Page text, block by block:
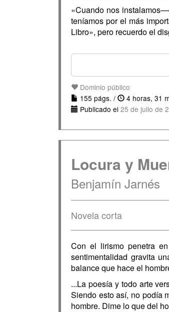
«Cuando nos
teníamos por el más
Libro», pero recuerdo el
Dominio público
155 págs. /
4 horas, 31
Publicado el 25 de julio de
Locura y
Benjamín Jarnés
Novela corta
Con el lirismo penetra
sentimentalidad gravita
balance que hace el
...La poesía y todo arte
Siendo esto así, no podía
hombre. Dime lo que del